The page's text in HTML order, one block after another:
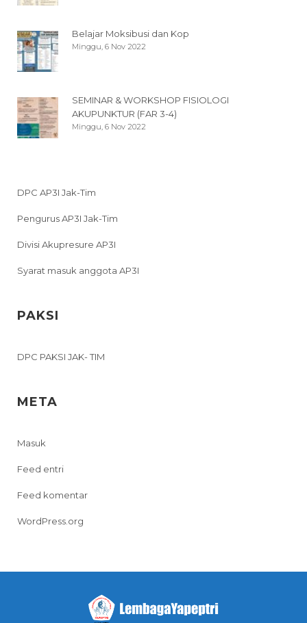
Belajar Moksibusi dan Kop
Minggu, 6 Nov 2022
SEMINAR & WORKSHOP FISIOLOGI
AKUPUNKTUR (FAR 3-4)
Minggu, 6 Nov 2022
DPC AP3I Jak-Tim
Pengurus AP3I Jak-Tim
Divisi Akupresure AP3I
Syarat masuk anggota AP3I
PAKSI
DPC PAKSI JAK- TIM
META
Masuk
Feed entri
Feed komentar
WordPress.org